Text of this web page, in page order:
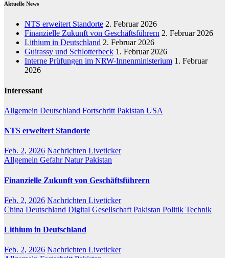
Aktuelle News
NTS erweitert Standorte 2. Februar 2026
Finanzielle Zukunft von Geschäftsführern 2. Februar 2026
Lithium in Deutschland 2. Februar 2026
Guirassy und Schlotterbeck 1. Februar 2026
Interne Prüfungen im NRW-Innenministerium 1. Februar
2026
Interessant
Allgemein Deutschland Fortschritt Pakistan USA
NTS erweitert Standorte
Feb. 2, 2026 Nachrichten Liveticker
Allgemein GefahrNaturPakistan
Finanzielle Zukunft von Geschäftsführern
Feb. 2, 2026 Nachrichten Liveticker
China Deutschland Digital Gesellschaft Pakistan Politik Technik
Lithium in Deutschland
Feb. 2, 2026 Nachrichten Liveticker